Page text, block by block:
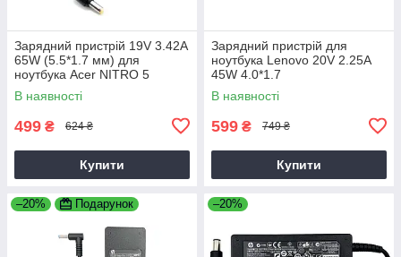
Зарядний пристрій 19V 3.42A
65W (5.5*1.7 мм) для
ноутбука Acer NITRO 5
AN515-31 65
В наявності
499 ₴ 624 ₴
Купити
Зарядний пристрій для
ноутбука Lenovo 20V 2.25A
45W 4.0*1.7
В наявності
599 ₴ 749 ₴
Купити
–20% Подарунок –20%